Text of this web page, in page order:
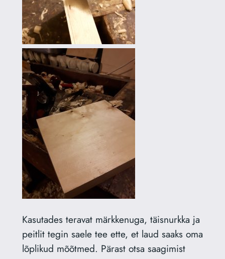
Kasutades teravat märkkenuga, täisnurkka ja
peitlit tegin saele tee ette, et laud saaks oma
lõplikud mõõtmed. Pärast otsa saagimist